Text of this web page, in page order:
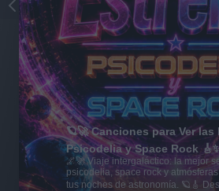
🪐🚀 Canciones para Ver las
Psicodelia y Space Rock
🌌🚀 Viaje intergaláctico: la mejor
psicodelia, space rock y
tus noches de astronomía. 🪐🎸